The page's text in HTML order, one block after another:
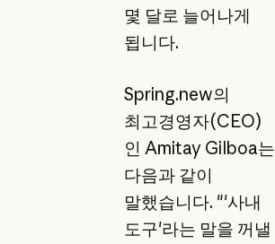
몇 달로 늘어나게
됩니다.
Spring.new의
최고경영자(CEO)
인 Amitay Gilboa는
다음과 같이
말했습니다. "'사내
도구'라는 말을 꺼낼